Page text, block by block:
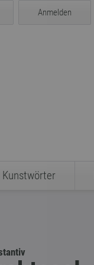
Anmelden
Kunstwörter